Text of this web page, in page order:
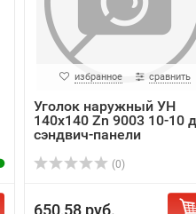
избранное сравнить
Уголок наружный УН
140х140 Zn 9003 10-10
сэндвич-панели
(0)
650,58 руб.